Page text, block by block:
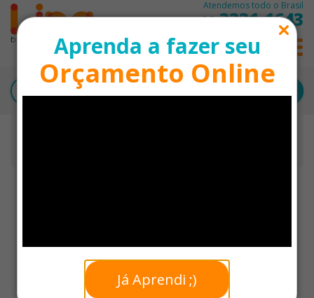
Aprenda a fazer seu
Orçamento Online
Já Aprendi ;)
Atendemos todo o Brasil
113331-1643